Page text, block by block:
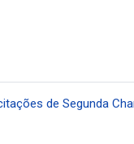
de Segunda